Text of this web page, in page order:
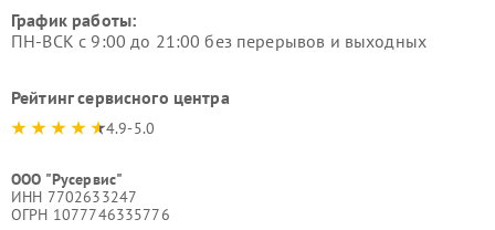
График работы:
ПН-ВСК с 9:00 до 21:00 без перерывов и выходных
Рейтинг сервисного центра
4.9-5.0
ООО "Русервис"
ИНН 7702633247
ОГРН 1077746335776